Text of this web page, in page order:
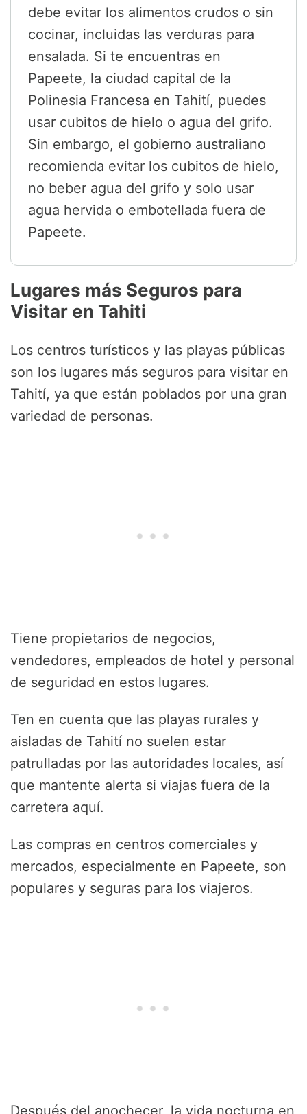
debe evitar los alimentos crudos o sin
cocinar, incluidas las verduras para
ensalada. Si te encuentras en
Papeete, la ciudad capital de la
Polinesia Francesa en Tahití, puedes
usar cubitos de hielo o agua del grifo.
Sin embargo, el gobierno australiano
recomienda evitar los cubitos de hielo,
no beber agua del grifo y solo usar
agua hervida o embotellada fuera de
Papeete.
Lugares más Seguros para
Visitar en Tahiti
Los centros turísticos y las playas públicas
son los lugares más seguros para visitar en
Tahití, ya que están poblados por una gran
variedad de personas.
Tiene propietarios de negocios,
vendedores, empleados de hotel y personal
de seguridad en estos lugares.
Ten en cuenta que las playas rurales y
aisladas de Tahití no suelen estar
patrulladas por las autoridades locales, así
que mantente alerta si viajas fuera de la
carretera aquí.
Las compras en centros comerciales y
mercados, especialmente en Papeete, son
populares y seguras para los viajeros.